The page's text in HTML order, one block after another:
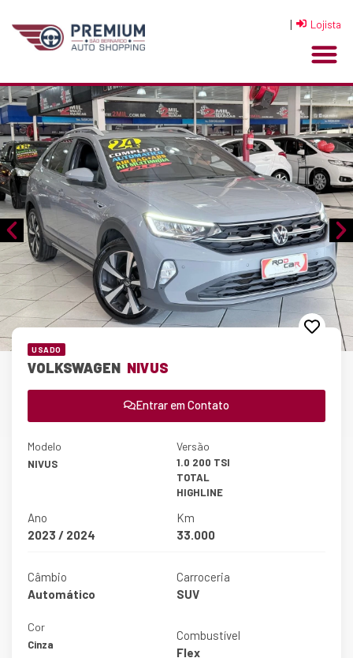
| Lojista
USADO
VOLKSWAGEN NIVUS
Entrar em Contato
Modelo
NIVUS
Versão
1.0 200 TSI
TOTAL
HIGHLINE
Ano
2023 / 2024
Km
33.000
Câmbio
Automático
Carroceria
SUV
Cor
Cinza
Combustível
Flex